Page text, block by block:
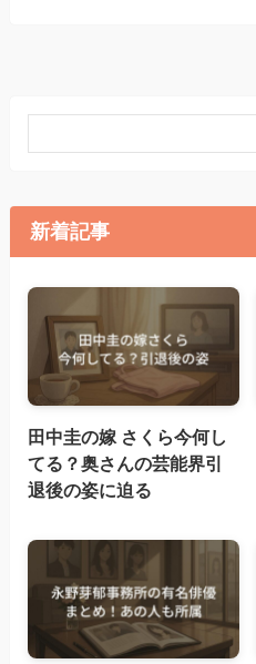
新着記事
田中圭の嫁 さくら今何し
てる？奥さんの芸能界引
退後の姿に迫る